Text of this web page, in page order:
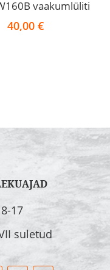
vaakumlüliti
40,00€
17
suletud